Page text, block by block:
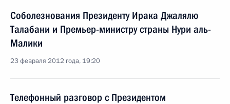
Соболезнования Президенту Ирака Джалялю
Талабани и Премьер-министру страны Нури аль-
Малики
23 февраля 2012 года, 19:20
Телефонный разговор с Президентом